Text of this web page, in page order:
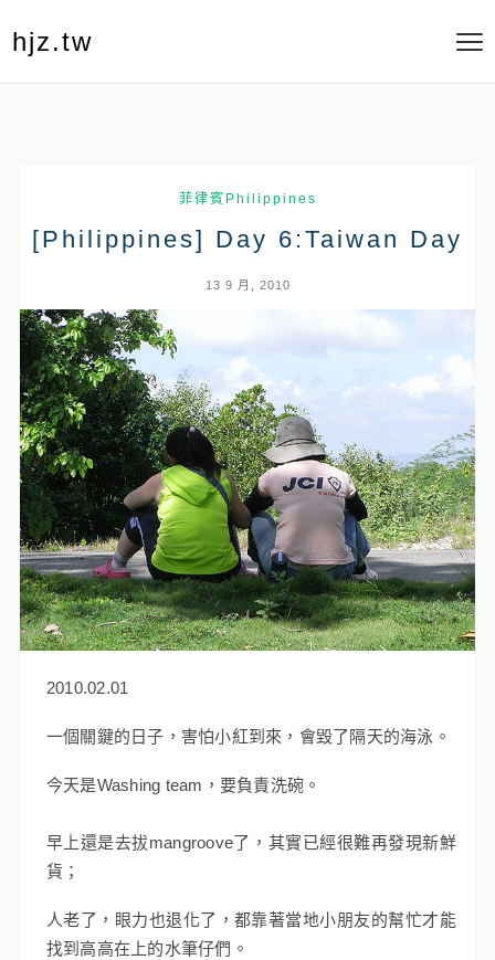
hjz.tw
菲律賓Philippines
[Philippines] Day 6:Taiwan Day
13 9 月, 2010
2010.02.01
一個關鍵的日子，害怕小紅到來，會毀了隔天的海泳。
今天是Washing team，要負責洗碗。
早上還是去拔mangroove了，其實已經很難再發現新鮮
貨；
人老了，眼力也退化了，都靠著當地小朋友的幫忙才能
找到高高在上的水筆仔們。